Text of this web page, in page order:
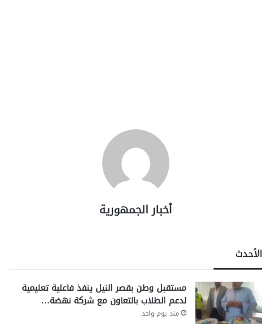
أخبار الجمهورية
الأحدث
مستقبل وطن بقصر النيل ينفذ فاعلية تعليمية
لدعم الطلاب بالتعاون مع شركة نهضة…
منذ يوم واحد